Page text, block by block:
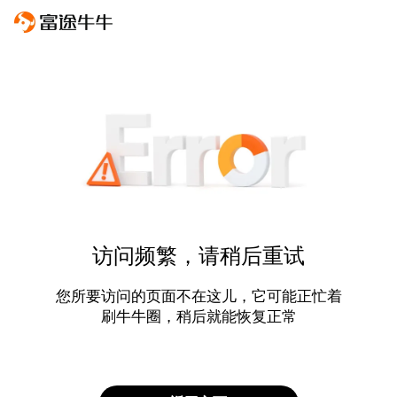
访问频繁，请稍后重试
您所要访问的页面不在这儿，它可能正忙着
刷牛牛圈，稍后就能恢复正常